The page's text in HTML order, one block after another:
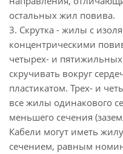
остальных жил повива.
3. Скрутка - жилы с
концентрическими
четырех- и пятижильных
скручивать вокруг
пластикатом. Трех- и
все жилы одинакового
меньшего сечения
Кабели могут иметь
сечением, равным